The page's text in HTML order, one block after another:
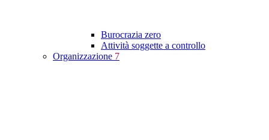
Burocrazia zero
Attività soggette a controllo
Organizzazione 7